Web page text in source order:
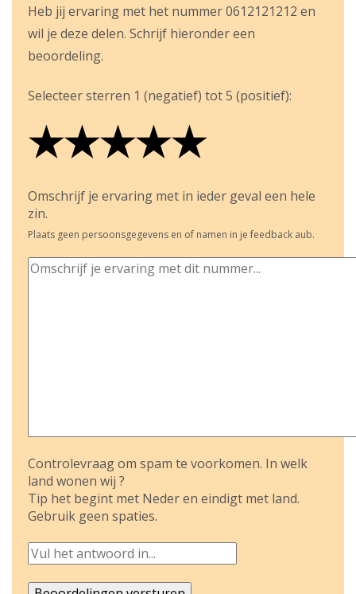
Heb jij ervaring met het nummer 0612121212 en
wil je deze delen. Schrijf hieronder een
beoordeling.
Selecteer sterren 1 (negatief) tot 5 (positief):
★
★★
★★★
★★★★
★★★★★
Omschrijf je ervaring met in ieder geval een hele
zin.
Plaats geen persoonsgegevens en of namen in je feedback aub.
Controlevraag om spam te voorkomen. In welk
land wonen wij ?
Tip het begint met Neder en eindigt met land.
Gebruik geen spaties.